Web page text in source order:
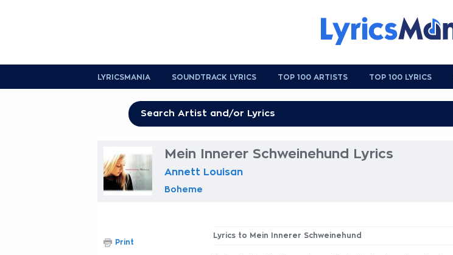
LYRICSMANIA SOUNDTRACK LYRICS TOP 100 ARTISTS TOP 100 LYRICS
Mein Innerer Schweinehund Lyrics
Annett Louisan
Boheme
Lyrics to Mein Innerer Schweinehund
Print